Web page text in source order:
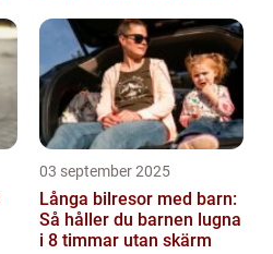
03 september 2025
Långa bilresor med barn:
Så håller du barnen lugna
i 8 timmar utan skärm